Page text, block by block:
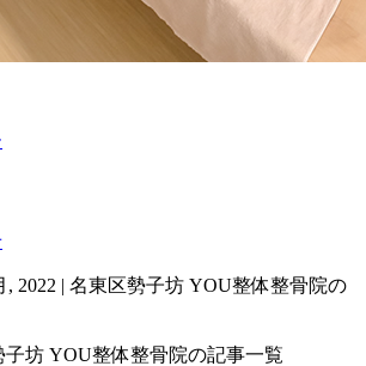
, 2022 | 名東区勢子坊 YOU整体整骨院の
子坊 YOU整体整骨院の記事一覧